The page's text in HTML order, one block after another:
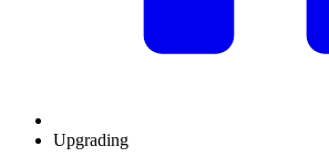
Upgrading